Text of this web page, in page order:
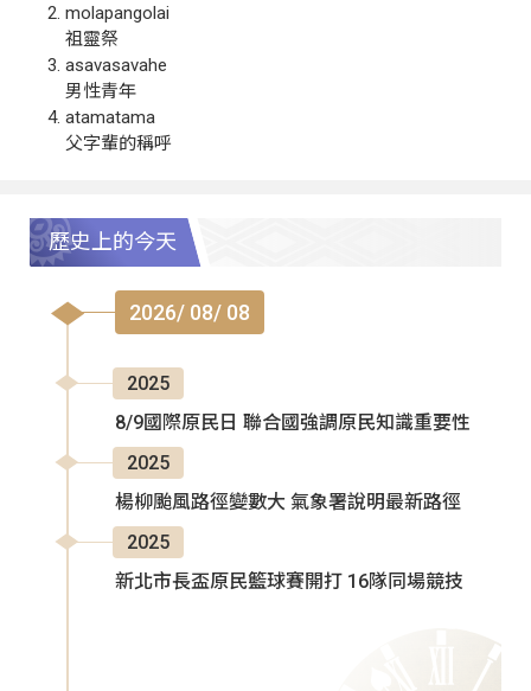
molapangolai
祖靈祭
asavasavahe
男性青年
atamatama
父字輩的稱呼
歷史上的今天
2026/ 08/ 08
2025
8/9國際原民日 聯合國強調原民知識重要性
2025
楊柳颱風路徑變數大 氣象署說明最新路徑
2025
新北市長盃原民籃球賽開打 16隊同場競技